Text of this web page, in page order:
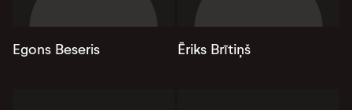
Egons Beseris Ēriks Brītiņš